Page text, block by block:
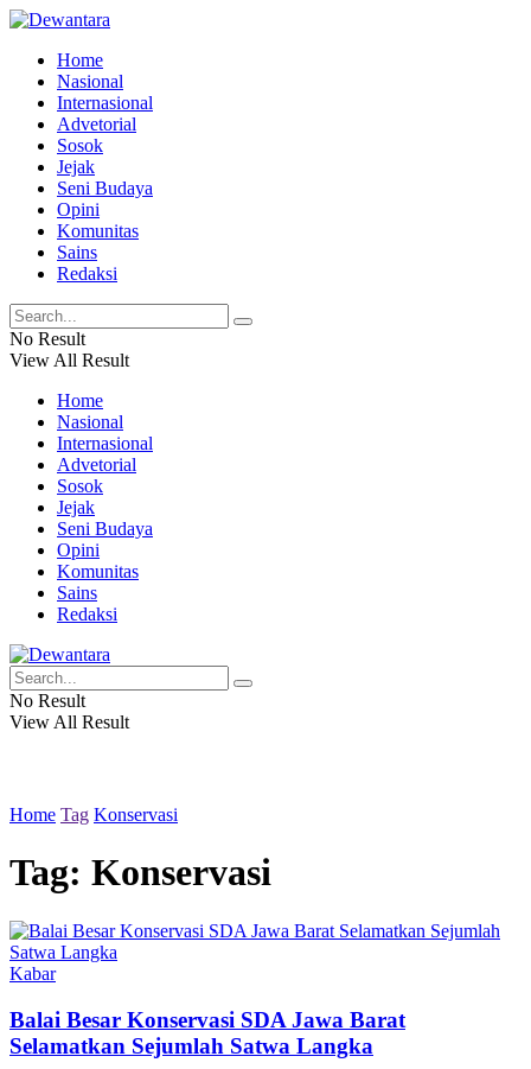
Home
Nasional
Internasional
Advetorial
Sosok
Jejak
Seni Budaya
Opini
Komunitas
Sains
Redaksi
No Result
View All Result
Home
Nasional
Internasional
Advetorial
Sosok
Jejak
Seni Budaya
Opini
Komunitas
Sains
Redaksi
No Result
View All Result
Home Tag Konservasi
Tag: Konservasi
Kabar
Balai Besar Konservasi SDA Jawa Barat
Selamatkan Sejumlah Satwa Langka